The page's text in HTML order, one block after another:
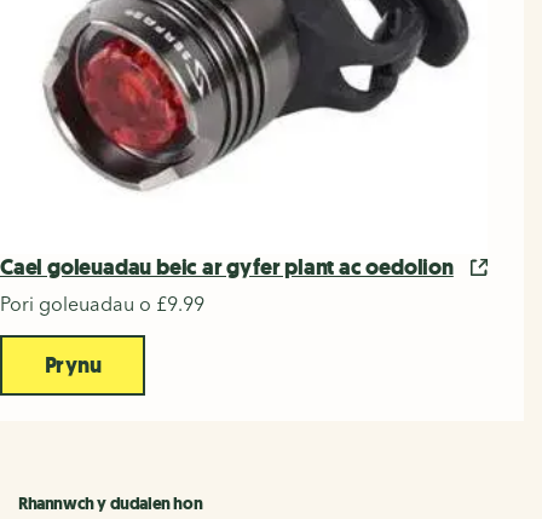
Cael goleuadau beic ar gyfer plant ac oedolion
Pori goleuadau o £9.99
Prynu
Rhannwch y dudalen hon